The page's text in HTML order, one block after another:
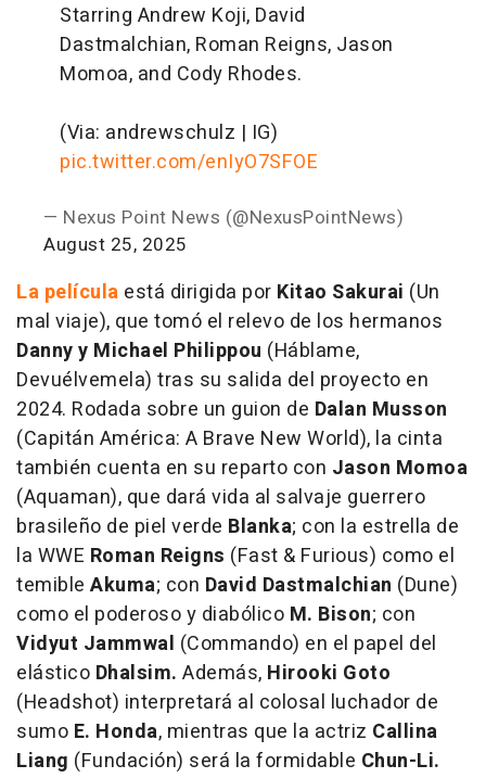
Starring Andrew Koji, David
Dastmalchian, Roman Reigns, Jason
Momoa, and Cody Rhodes.
(Via: andrewschulz | IG)
pic.twitter.com/enIyO7SFOE
— Nexus Point News (@NexusPointNews)
August 25, 2025
La película está dirigida por Kitao Sakurai (Un
mal viaje), que tomó el relevo de los hermanos
Danny y Michael Philippou (Háblame,
Devuélvemela) tras su salida del proyecto en
2024. Rodada sobre un guion de Dalan Musson
(Capitán América: A Brave New World), la cinta
también cuenta en su reparto con Jason Momoa
(Aquaman), que dará vida al salvaje guerrero
brasileño de piel verde Blanka; con la estrella de
la WWE Roman Reigns (Fast & Furious) como el
temible Akuma; con David Dastmalchian (Dune)
como el poderoso y diabólico M. Bison; con
Vidyut Jammwal (Commando) en el papel del
elástico Dhalsim. Además, Hirooki Goto
(Headshot) interpretará al colosal luchador de
sumo E. Honda, mientras que la actriz Callina
Liang (Fundación) será la formidable Chun-Li.